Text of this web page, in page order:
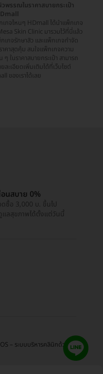
พรรณในราคาสบายกระเป๋า
เกจไหนๆ HDmall ได้นำแพ็กเกจ
Skin Clinic มารวมไว้ที่นี่แล้ว
เกจรักษาสิว และแพ็กเกจกำจัด
าคาสุดคุ้ม สนใจแพ็กเกจความ
ๆ ในราคาสบายกระเป๋า สามารถ
ยละเอียดเพิ่มเติมได้ที่เว็บไซต์
ของเราได้เลย
นสบาย 0%
ดซื้อ 3,000 บ. ขึ้นไป
แลสุขภาพได้ตั้งแต่วันนี้
– ระบบบริหารคลินิกด้วย AI